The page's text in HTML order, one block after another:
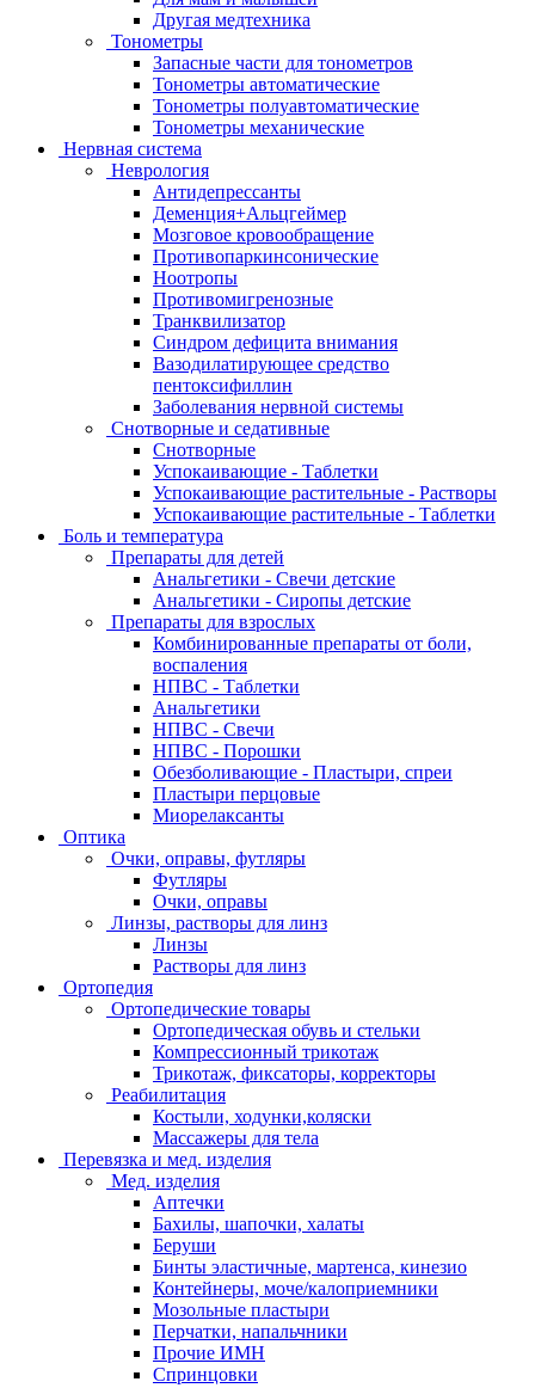
Другая медтехника
Тонометры
Запасные части для тонометров
Тонометры автоматические
Тонометры полуавтоматические
Тонометры механические
Нервная система
Неврология
Антидепрессанты
Деменция+Альцгеймер
Мозговое кровообращение
Противопаркинсонические
Ноотропы
Противомигренозные
Транквилизатор
Синдром дефицита внимания
Вазодилатирующее средство
пентоксифиллин
Заболевания нервной системы
Снотворные и седативные
Снотворные
Успокаивающие - Таблетки
Успокаивающие растительные - Растворы
Успокаивающие растительные - Таблетки
Боль и температура
Препараты для детей
Анальгетики - Свечи детские
Анальгетики - Сиропы детские
Препараты для взрослых
Комбинированные препараты от боли,
воспаления
НПВС - Таблетки
Анальгетики
НПВС - Свечи
НПВС - Порошки
Обезболивающие - Пластыри, спреи
Пластыри перцовые
Миорелаксанты
Оптика
Очки, оправы, футляры
Футляры
Очки, оправы
Линзы, растворы для линз
Линзы
Растворы для линз
Ортопедия
Ортопедические товары
Ортопедическая обувь и стельки
Компрессионный трикотаж
Трикотаж, фиксаторы, корректоры
Реабилитация
Костыли, ходунки,коляски
Массажеры для тела
Перевязка и мед. изделия
Мед. изделия
Аптечки
Бахилы, шапочки, халаты
Беруши
Бинты эластичные, мартенса, кинезио
Контейнеры, моче/калоприемники
Мозольные пластыри
Перчатки, напальчники
Прочие ИМН
Спринцовки